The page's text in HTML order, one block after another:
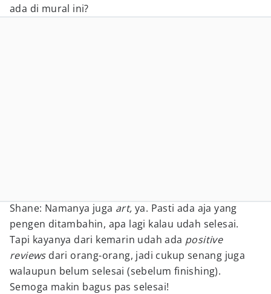
ada di mural ini?
Shane: Namanya juga art, ya. Pasti ada aja yang
pengen ditambahin, apa lagi kalau udah selesai.
Tapi kayanya dari kemarin udah ada positive
reviews dari orang-orang, jadi cukup senang juga
walaupun belum selesai (sebelum finishing).
Semoga makin bagus pas selesai!